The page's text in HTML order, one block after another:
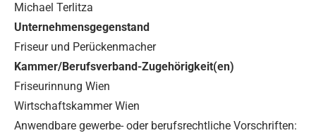
Michael Terlitza
Unternehmensgegenstand
Friseur und Perückenmacher
Kammer/Berufsverband-Zugehörigkeit(en)
Friseurinnung Wien
Wirtschaftskammer Wien
Anwendbare gewerbe- oder berufsrechtliche Vorschriften: